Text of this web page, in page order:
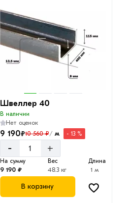
Швеллер 40
В наличии
Нет оценок
9 190₽10 560 ₽/ м - 13 %
- +
На сумму
9 190 ₽
Вес
48.3 кг
Длина
1 м
В корзину